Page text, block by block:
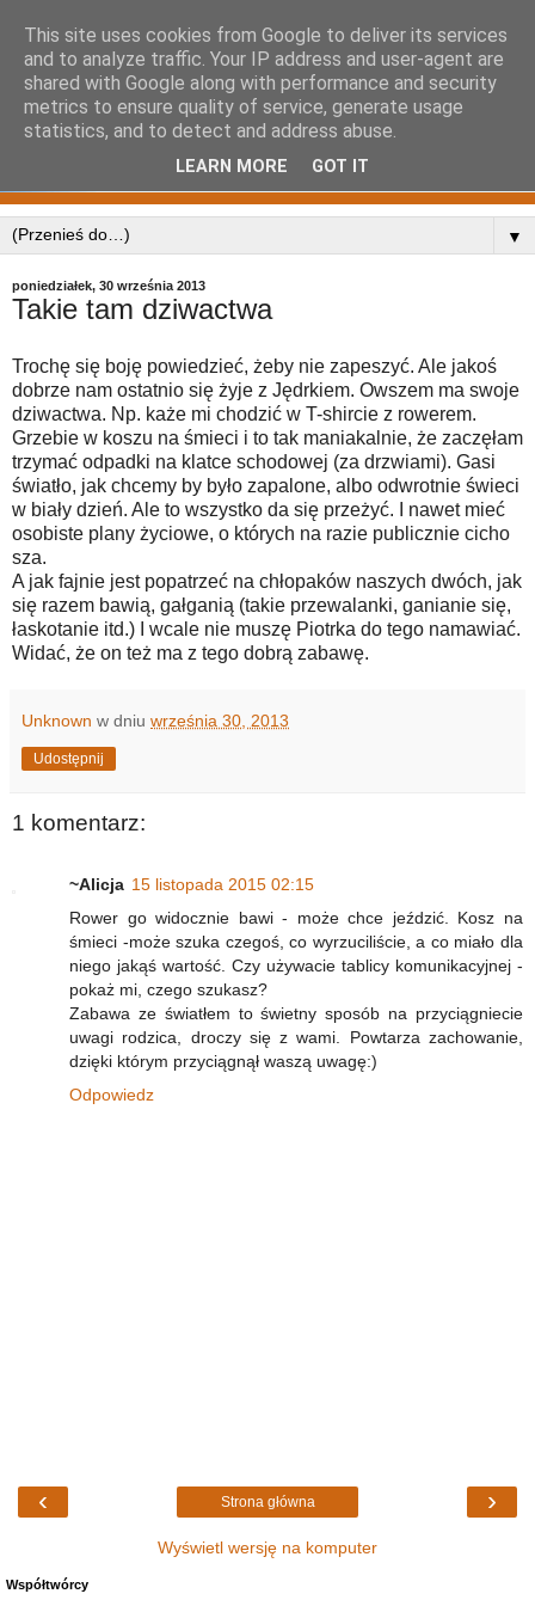
▼
poniedziałek, 30 września 2013
Takie tam dziwactwa
Trochę się boję powiedzieć, żeby nie zapeszyć. Ale jakoś
dobrze nam ostatnio się żyje z Jędrkiem. Owszem ma swoje
dziwactwa. Np. każe mi chodzić w T-shircie z rowerem.
Grzebie w koszu na śmieci i to tak maniakalnie, że zaczęłam
trzymać odpadki na klatce schodowej (za drzwiami). Gasi
światło, jak chcemy by było zapalone, albo odwrotnie świeci
w biały dzień. Ale to wszystko da się przeżyć. I nawet mieć
osobiste plany życiowe, o których na razie publicznie cicho
sza.
A jak fajnie jest popatrzeć na chłopaków naszych dwóch, jak
się razem bawią, gałganią (takie przewalanki, ganianie się,
łaskotanie itd.) I wcale nie muszę Piotrka do tego namawiać.
Widać, że on też ma z tego dobrą zabawę.
Unknown w dniu września 30, 2013
Udostępnij
1 komentarz:
~Alicja 15 listopada 2015 02:15
Rower go widocznie bawi - może chce jeździć. Kosz na
śmieci -może szuka czegoś, co wyrzuciliście, a co miało dla
niego jakąś wartość. Czy używacie tablicy komunikacyjnej -
pokaż mi, czego szukasz?
Zabawa ze światłem to świetny sposób na przyciągniecie
uwagi rodzica, droczy się z wami. Powtarza zachowanie,
dzięki którym przyciągnął waszą uwagę:)
Odpowiedz
‹ ›
Strona główna
Wyświetl wersję na komputer
Współtwórcy
This site uses cookies from Google to deliver its services
and to analyze traffic. Your IP address and user-agent are
shared with Google along with performance and security
metrics to ensure quality of service, generate usage
statistics, and to detect and address abuse.
LEARN MORE GOT IT